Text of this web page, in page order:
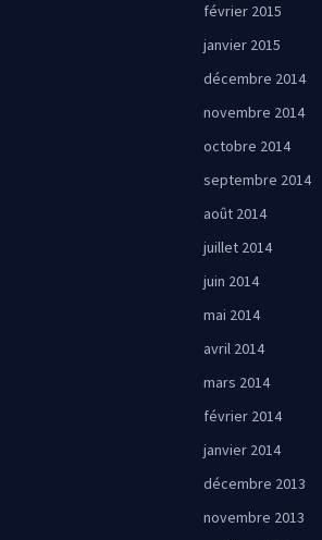
février 2015
janvier 2015
décembre 2014
novembre 2014
octobre 2014
septembre 2014
août 2014
juillet 2014
juin 2014
mai 2014
avril 2014
mars 2014
février 2014
janvier 2014
décembre 2013
novembre 2013